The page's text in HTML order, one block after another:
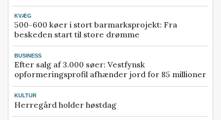
KVÆG
500-600 køer i stort barmarksprojekt: Fra
beskeden start til store drømme
BUSINESS
Efter salg af 3.000 søer: Vestfynsk
opformeringsprofil afhænder jord for 85 millioner
KULTUR
Herregård holder høstdag